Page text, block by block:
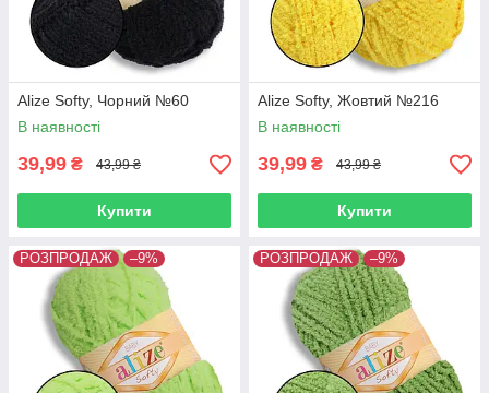
Alize Softy, Чорний №60
В наявності
39,99 ₴ 43,99 ₴
Купити
Alize Softy, Жовтий №216
В наявності
39,99 ₴ 43,99 ₴
Купити
РОЗПРОДАЖ –9% РОЗПРОДАЖ –9%